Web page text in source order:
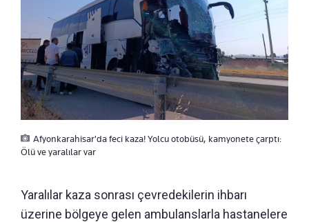
Afyonkarahisar'da feci kaza! Yolcu otobüsü, kamyonete çarptı:
Ölü ve yaralılar var
Yaralılar kaza sonrası çevredekilerin ihbarı
üzerine bölgeye gelen ambulanslarla hastanelere